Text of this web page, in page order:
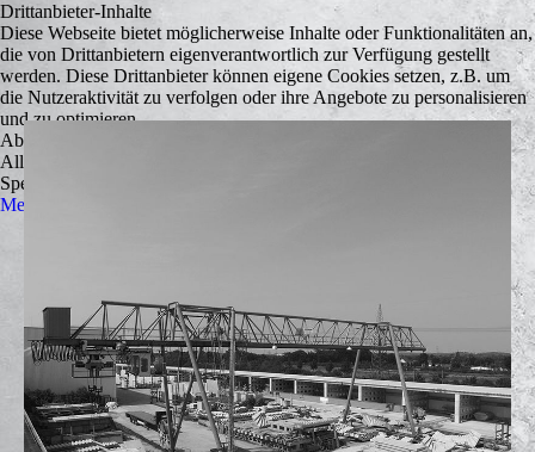
Drittanbieter-Inhalte
Diese Webseite bietet möglicherweise Inhalte oder Funktionalitäten an,
die von Drittanbietern eigenverantwortlich zur Verfügung gestellt
werden. Diese Drittanbieter können eigene Cookies setzen, z.B. um
die Nutzeraktivität zu verfolgen oder ihre Angebote zu personalisieren
und zu optimieren.
Ablehnen
Alle akzeptieren
Speichern
Mehr Informationen